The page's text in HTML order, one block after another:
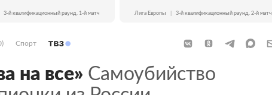
3-й квалификационный раунд. 1-й матч Лига Европы 3-й квалификационный раунд. 2-й матч
Спорт
на все» Самоубийство